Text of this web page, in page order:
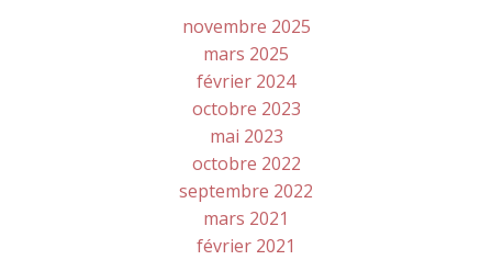
novembre 2025
mars 2025
février 2024
octobre 2023
mai 2023
octobre 2022
septembre 2022
mars 2021
février 2021